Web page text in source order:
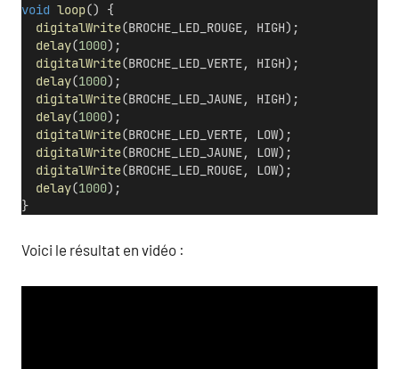
void loop() {
digitalWrite(BROCHE_LED_ROUGE, HIGH);
delay(1000);
digitalWrite(BROCHE_LED_VERTE, HIGH);
delay(1000);
digitalWrite(BROCHE_LED_JAUNE, HIGH);
delay(1000);
digitalWrite(BROCHE_LED_VERTE, LOW);
digitalWrite(BROCHE_LED_JAUNE, LOW);
digitalWrite(BROCHE_LED_ROUGE, LOW);
delay(1000);
}
Voici le résultat en vidéo :